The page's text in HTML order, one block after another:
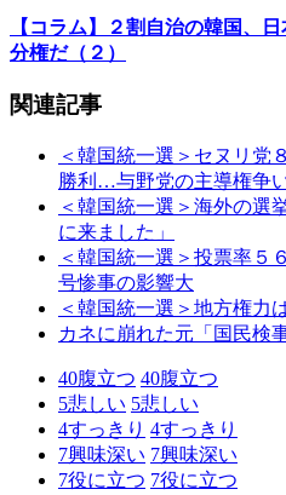
【コラム】２割自治の韓国、
分権だ（２）
関連記事
＜韓国統一選＞セヌリ党
勝利…与野党の主導権争
＜韓国統一選＞海外の選
に来ました」
＜韓国統一選＞投票率
号惨事の影響大
＜韓国統一選＞地方権力
カネに崩れた元「国民検
40腹立つ 40腹立つ
5悲しい 5悲しい
4すっきり 4すっきり
7興味深い 7興味深い
7役に立つ 7役に立つ